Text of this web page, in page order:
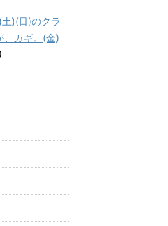
)(日)のクラ
、カギ。(金)